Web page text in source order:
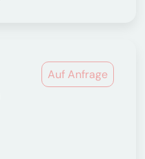
Auf Anfrage